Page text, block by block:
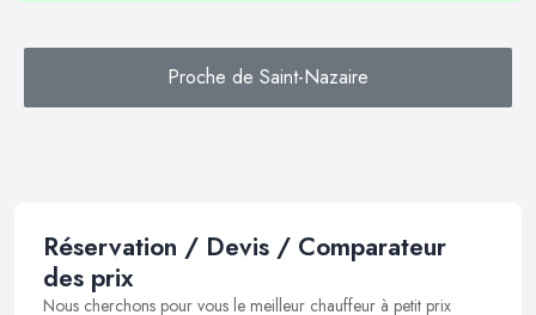
Proche de Saint-Nazaire
Réservation / Devis / Comparateur
des prix
Nous cherchons pour vous le meilleur chauffeur à petit prix